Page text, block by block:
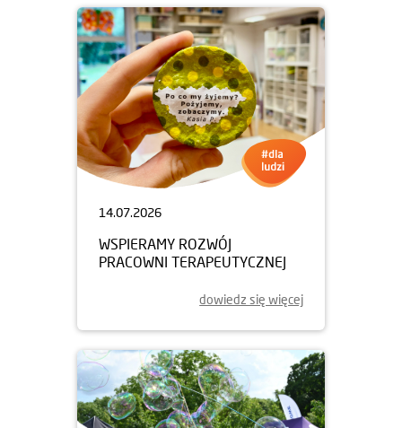
14.07.2026
WSPIERAMY ROZWÓJ
PRACOWNI TERAPEUTYCZNEJ
dowiedz się więcej